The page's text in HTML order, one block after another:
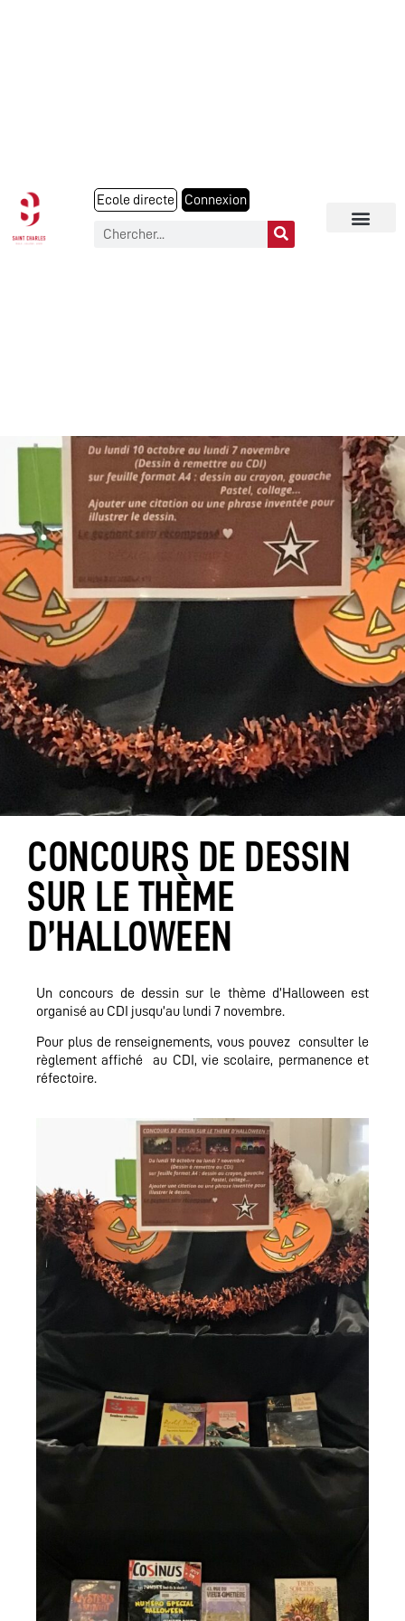
Ecole directe Connexion
CONCOURS DE DESSIN
SUR LE THÈME
D’HALLOWEEN
Un concours de dessin sur le thème d’Halloween est
organisé au CDI jusqu’au lundi 7 novembre.
Pour plus de renseignements, vous pouvez consulter le
règlement affiché au CDI, vie scolaire, permanence et
réfectoire.